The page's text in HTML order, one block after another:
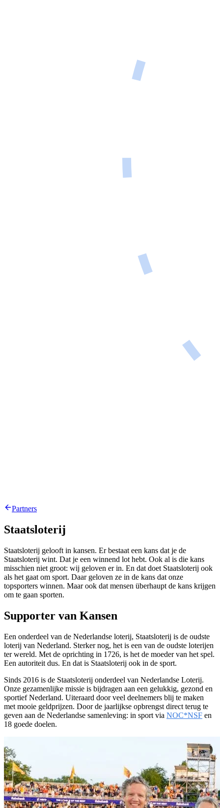
Partners
Staatsloterij
Staatsloterij gelooft in kansen. Er bestaat een kans dat je de
Staatsloterij wint. Dat je een winnend lot hebt. Ook al is die kans
misschien niet groot: wij geloven er in. En dat doet Staatsloterij ook
als het gaat om sport. Daar geloven ze in de kans dat onze
topsporters winnen. Maar ook dat mensen überhaupt de kans krijgen
om te gaan sporten.
Supporter van Kansen
Een onderdeel van de Nederlandse loterij, Staatsloterij is de oudste
loterij van Nederland. Sterker nog, het is een van de oudste loterijen
ter wereld. Met de oprichting in 1726, is het de moeder van het spel.
Een autoriteit dus. En dat is Staatsloterij ook in de sport.
Sinds 2016 is de Staatsloterij onderdeel van Nederlandse Loterij.
Onze gezamenlijke missie is bijdragen aan een gelukkig, gezond en
sportief Nederland. Uiteraard door veel deelnemers blij te maken
met mooie geldprijzen. Door de jaarlijkse opbrengst direct terug te
geven aan de Nederlandse samenleving: in sport via NOC*NSF en
18 goede doelen.